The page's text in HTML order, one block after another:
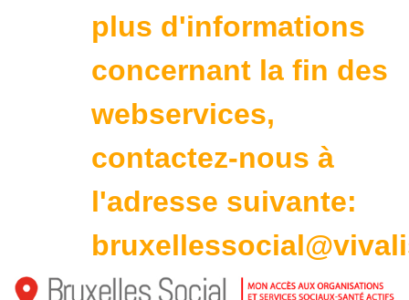
plus d'informations
concernant la fin des
webservices,
contactez-nous à
l'adresse suivante: